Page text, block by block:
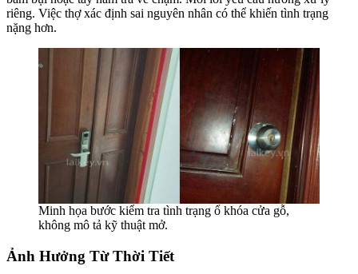
riêng. Việc thợ xác định sai nguyên nhân có thể khiến tình trạng
nặng hơn.
Minh họa bước kiểm tra tình trạng ổ khóa cửa gỗ,
không mô tả kỹ thuật mở.
Ảnh Hưởng Từ Thời Tiết